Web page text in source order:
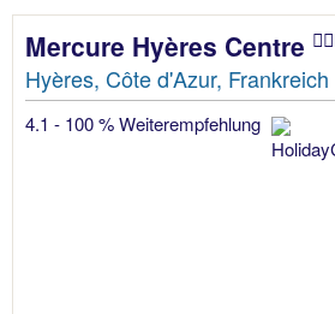
Mercure Hyères Centre
Hyères, Côte d'Azur, Frankreich
4.1 - 100 % Weiterempfehlung